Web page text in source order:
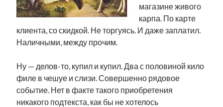
магазине живого
карпа. По карте
клиента, со скидкой. Не торгуясь. И даже заплатил.
Наличными, между прочим.
Ну — делов-то, купил и купил. Два с половиной кило
филе в чешуе и слизи. Совершенно рядовое
событие. Нет в факте такого приобретения
никакого подтекста, как бы не хотелось